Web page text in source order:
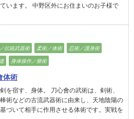
います。 中野区外にお住まいのお子様で
伝統武器術
柔術／体術
忍術／護身術
身体操作／療術
体術
を宿す、身体。 刀心會の武術は、剣術、
術などの古流武器術に由来し、天地陰陽の
づいて相手に作用させる体術です。実戦を